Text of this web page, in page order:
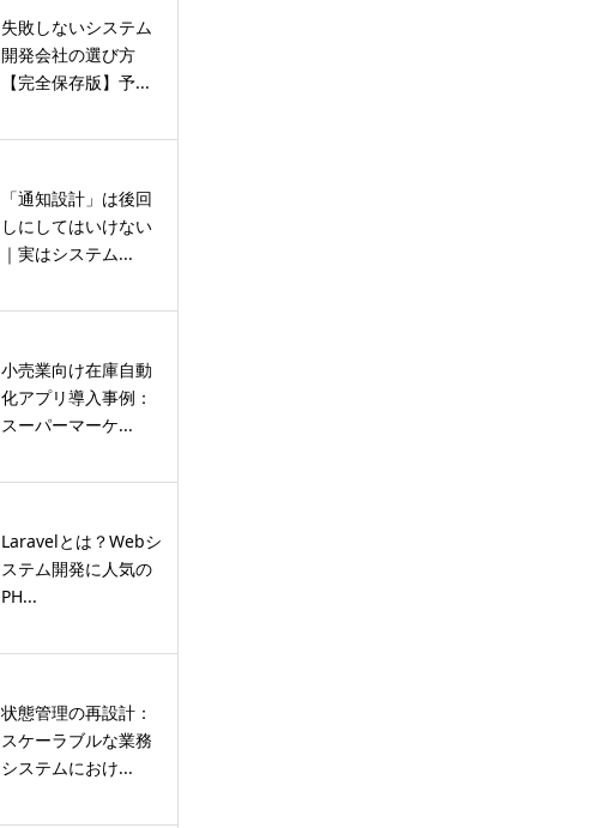
失敗しないシステム
開発会社の選び方
【完全保存版】予...
「通知設計」は後回
しにしてはいけない
｜実はシステム...
小売業向け在庫自動
化アプリ導入事例：
スーパーマーケ...
Laravelとは？Webシ
ステム開発に人気の
PH...
状態管理の再設計：
スケーラブルな業務
システムにおけ...